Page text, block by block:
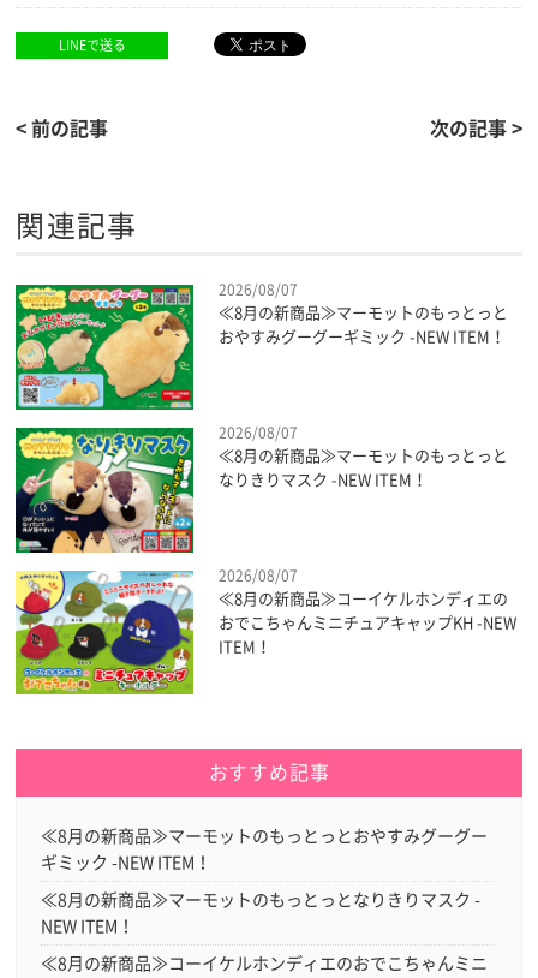
LINEで送る
< 前の記事 次の記事 >
関連記事
2026/08/07
≪8月の新商品≫マーモットのもっとっと
おやすみグーグーギミック -NEW ITEM！
2026/08/07
≪8月の新商品≫マーモットのもっとっと
なりきりマスク -NEW ITEM！
2026/08/07
≪8月の新商品≫コーイケルホンディエの
おでこちゃんミニチュアキャップKH -NEW
ITEM！
おすすめ記事
≪8月の新商品≫マーモットのもっとっとおやすみグーグー
ギミック -NEW ITEM！
≪8月の新商品≫マーモットのもっとっとなりきりマスク -
NEW ITEM！
≪8月の新商品≫コーイケルホンディエのおでこちゃんミニ